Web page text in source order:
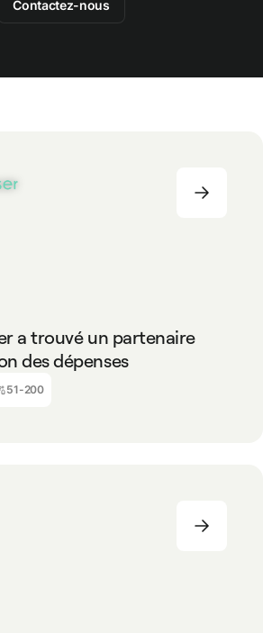
Contactez-nous
a trouvé un partenaire
des dépenses
51-200